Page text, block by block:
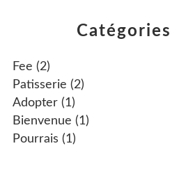
Catégories
Fee (2)
Patisserie (2)
Adopter (1)
Bienvenue (1)
Pourrais (1)